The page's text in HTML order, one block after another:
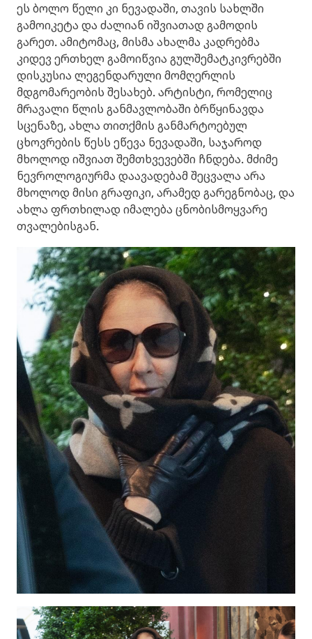
ეს ბოლო წელი კი ნევადაში, თავის სახლში
გამოიკეტა და ძალიან იშვიათად გამოდის
გარეთ. ამიტომაც, მისმა ახალმა კადრებმა
კიდევ ერთხელ გამოიწვია გულშემატკივრებში
დისკუსია ლეგენდარული მომღერლის
მდგომარეობის შესახებ. არტისტი, რომელიც
მრავალი წლის განმავლობაში ბრწყინავდა
სცენაზე, ახლა თითქმის განმარტოებულ
ცხოვრების წესს ეწევა ნევადაში, საჯაროდ
მხოლოდ იშვიათ შემთხვევებში ჩნდება. მძიმე
ნევროლოგიურმა დაავადებამ შეცვალა არა
მხოლოდ მისი გრაფიკი, არამედ გარეგნობაც, და
ახლა ფრთხილად იმალება ცნობისმოყვარე
თვალებისგან.